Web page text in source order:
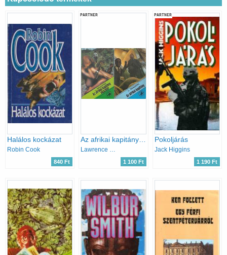
Halálos kockázat
Robin Cook
840 Ft
PARTNER
Lawrence Sanders
1 100 Ft
PARTNER
Pokoljárás
Jack Higgins
1 190 Ft